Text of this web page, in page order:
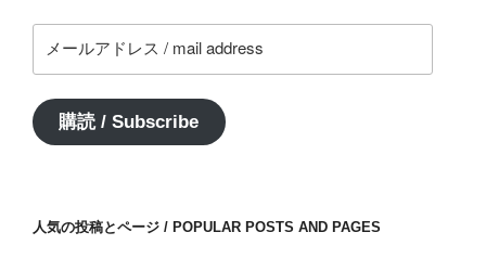
ー
ア
ド
購読 / Subscribe
人気の投稿とページ / POPULAR POSTS AND PAGES